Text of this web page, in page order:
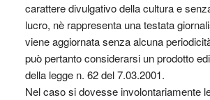
carattere divulgativo della cultura e
lucro, nè rappresenta una testata
viene aggiornata senza alcuna
può pertanto considerarsi un prodotto
della legge n. 62 del 7.03.2001.
Nel caso si dovesse involontariamente